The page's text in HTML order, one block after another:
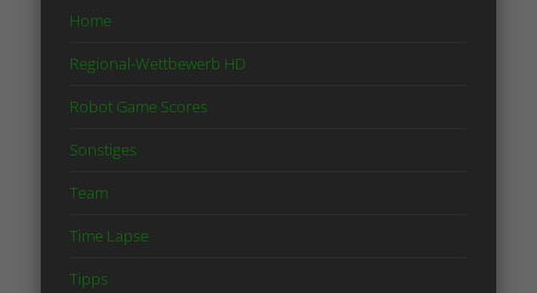
Home
Regional-Wettbewerb HD
Robot Game Scores
Sonstiges
Team
Time Lapse
Tipps